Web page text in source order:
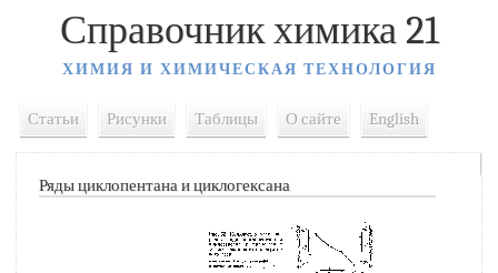
Справочник химика 21
ХИМИЯ И ХИМИЧЕСКАЯ ТЕХНОЛОГИЯ
Статьи Рисунки Таблицы О сайте English
Ряды циклопентана и циклогексана